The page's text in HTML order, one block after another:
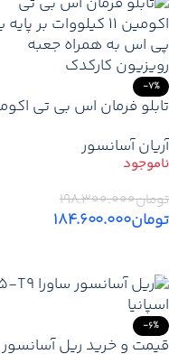
-7%
تابلو فرمان اس بی تی
کارکدک – قیمت و خرید
آریان آسانسور
تومان۱۹۸.۳۰۰.۰۰۰
تومان۱۸۴.۶۰۰.۰۰۰
-6%
قیمت و خرید ریل آسانسور